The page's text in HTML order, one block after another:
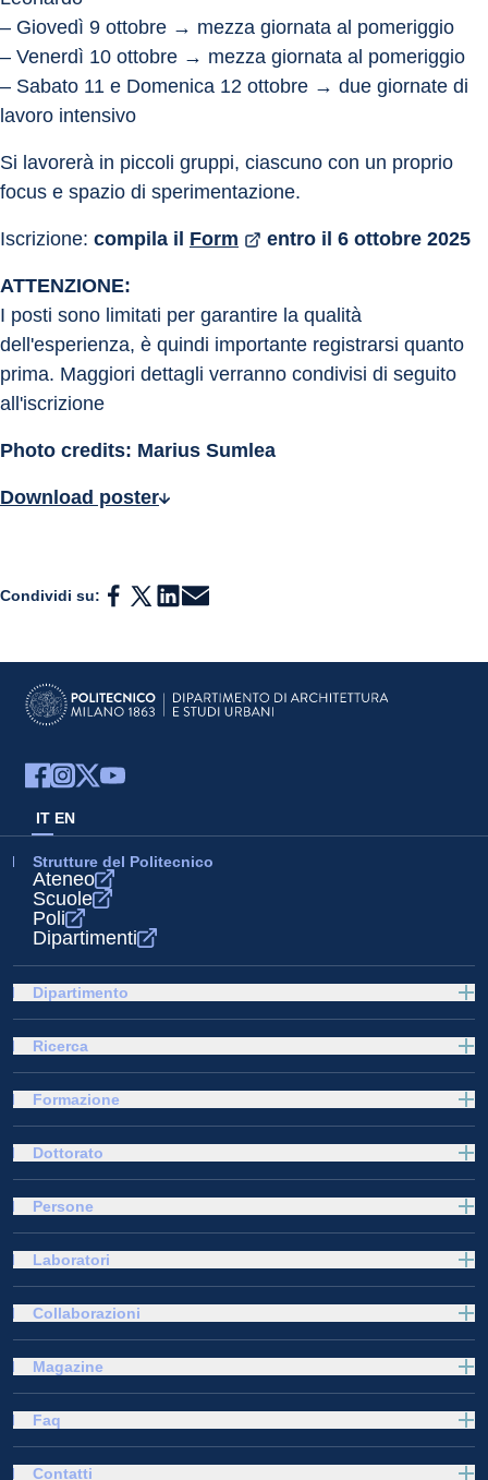
– Giovedì 9 ottobre → mezza giornata al pomeriggio
– Venerdì 10 ottobre → mezza giornata al pomeriggio
– Sabato 11 e Domenica 12 ottobre → due giornate di
lavoro intensivo
Si lavorerà in piccoli gruppi, ciascuno con un proprio
focus e spazio di sperimentazione.
Iscrizione: compila il Form entro il 6 ottobre 2025
ATTENZIONE:
I posti sono limitati per garantire la qualità
dell'esperienza, è quindi importante registrarsi quanto
prima. Maggiori dettagli verranno condivisi di seguito
all'iscrizione
Photo credits: Marius Sumlea
Download poster
Condividi su:
IT EN
Strutture del Politecnico
Ateneo
Scuole
Poli
Dipartimenti
Dipartimento
Ricerca
Formazione
Dottorato
Persone
Laboratori
Collaborazioni
Magazine
Faq
Contatti